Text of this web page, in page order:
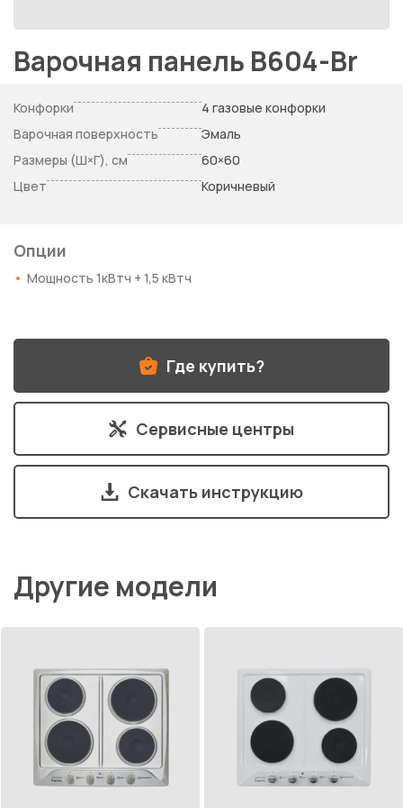
Варочная панель B604-Br
Конфорки
4 газовые конфорки
Варочная поверхность
Эмаль
Размеры (Ш×Г), см
60×60
Цвет
Коричневый
Опции
Мощность 1кВтч + 1,5 кВтч
Где купить?
Сервисные центры
Скачать инструкцию
Другие модели